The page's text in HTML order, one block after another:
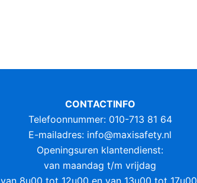
CONTACTINFO
Telefoonnummer: 010-713 81 64
E-mailadres: info@maxisafety.nl
Openingsuren klantendienst:
van maandag t/m vrijdag
van 8u00 tot 12u00 en van 13u00 tot 17u00.